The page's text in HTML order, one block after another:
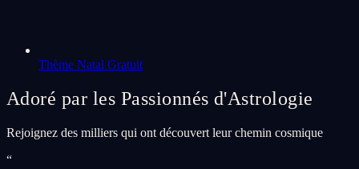
Thème Natal Gratuit
Adoré par les Passionnés d'Astrologie
Rejoignez des milliers qui ont découvert leur chemin cosmique
“